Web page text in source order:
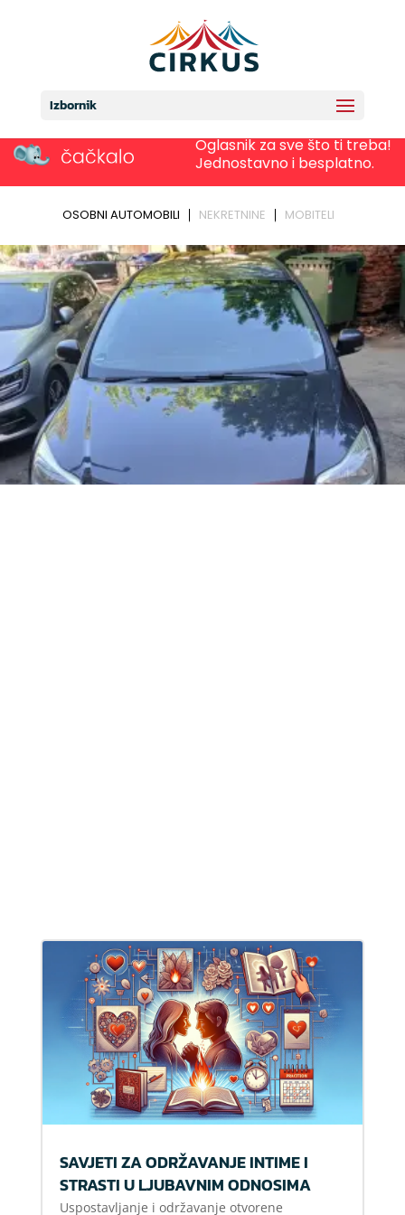
Izbornik
SAVJETI ZA ODRŽAVANJE INTIME I
STRASTI U LJUBAVNIM ODNOSIMA
Uspostavljanje i održavanje otvorene